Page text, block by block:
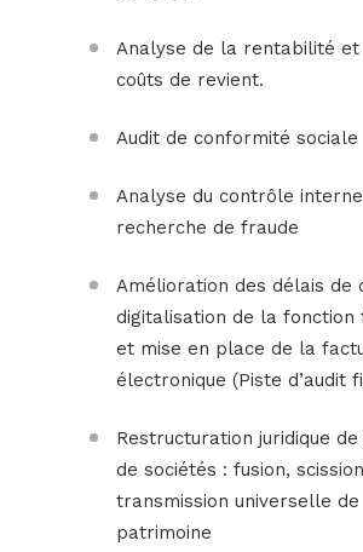
Analyse de la rentabilité et
coûts de revient.
Audit de conformité sociale
Analyse du contrôle
recherche de fraude
Amélioration des délais de
digitalisation de la fonction
et mise en place de la
électronique (Piste d’audit
Restructuration juridique
de sociétés : fusion,
transmission universelle de
patrimoine